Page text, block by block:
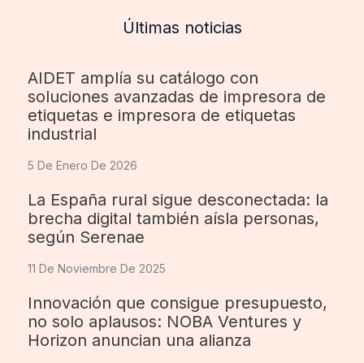
Últimas noticias
AIDET amplía su catálogo con
soluciones avanzadas de impresora de
etiquetas e impresora de etiquetas
industrial
5 De Enero De 2026
La España rural sigue desconectada: la
brecha digital también aísla personas,
según Serenae
11 De Noviembre De 2025
Innovación que consigue presupuesto,
no solo aplausos: NOBA Ventures y
Horizon anuncian una alianza